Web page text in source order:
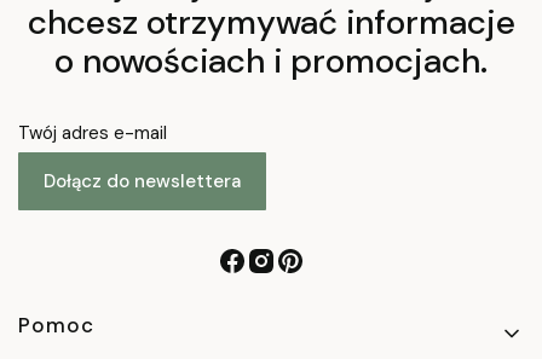
chcesz otrzymywać informacje
o nowościach i promocjach.
Twój adres e-mail
Dołącz do newslettera
Linki w stopce
Pomoc